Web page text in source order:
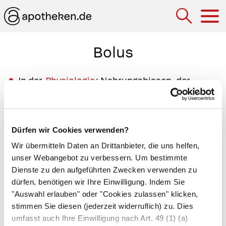
Dürfen wir Cookies verwenden?
Wir übermitteln Daten an Drittanbieter, die uns helfen,
unser Webangebot zu verbessern. Um bestimmte
Dienste zu den aufgeführten Zwecken verwenden zu
dürfen, benötigen wir Ihre Einwilligung. Indem Sie
"Auswahl erlauben" oder "Cookies zulassen" klicken,
stimmen Sie diesen (jederzeit widerruflich) zu. Dies
umfasst auch Ihre Einwilligung nach Art. 49 (1) (a)
Bolus
In der Physiologie: Nahrungsbissen, der
durch Kauen zum Schlucken vorbereitet
wurde. BeimBolustodbleibt der Klumpen
Dies führt reflexartig zumKreislaufstillstand
und somit zum Tod.
In der Pharmazie: schnelles Injizieren eines
Medikaments.
In der Alternativmedizin: weißer Ton